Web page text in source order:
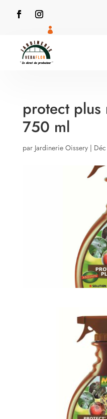

protect plus
750 ml
par Jardinerie Oissery|